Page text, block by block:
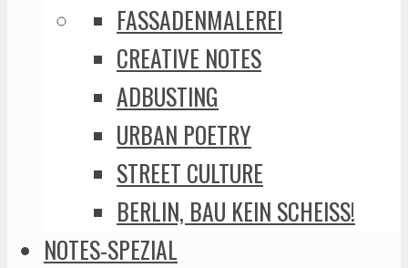
FASSADENMALEREI
CREATIVE NOTES
ADBUSTING
URBAN POETRY
STREET CULTURE
BERLIN, BAU KEIN SCHEISS!
NOTES-SPEZIAL